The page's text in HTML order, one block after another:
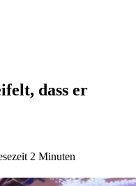
dass er
2 Minuten